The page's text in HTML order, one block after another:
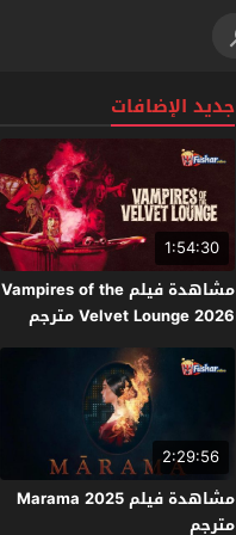
جديد الإضافات
1:54:30
مشاهدة فيلم Vampires of the
Velvet Lounge 2026 مترجم
2:29:56
مشاهدة فيلم Marama 2025
مترجم